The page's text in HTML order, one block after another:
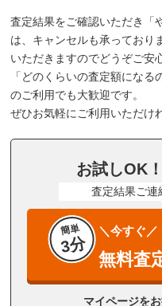
査定結果をご確認いただき「
は、キャンセルも承っており
いただきますのでどうぞご安
「どのくらいの査定額にな
のご利用でも大歓迎です。
ぜひお気軽にご利用いただけ
お試しOK
査定結果ご連
簡単
3分
＼今すぐ／
無料査
マイページを